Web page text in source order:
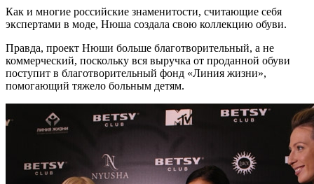
Как и многие российские знаменитости, считающие себя
экспертами в моде, Нюша создала свою коллекцию обуви.
Правда, проект Нюши больше благотворительный, а не
коммерческий, поскольку вся выручка от проданной обуви
поступит в благотворительный фонд «Линия жизни»,
помогающий тяжело больным детям.